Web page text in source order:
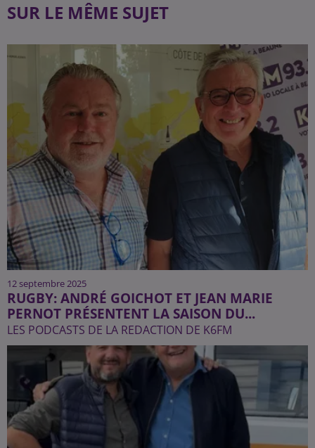
SUR LE MÊME SUJET
12 septembre 2025
RUGBY: ANDRÉ GOICHOT ET JEAN MARIE
PERNOT PRÉSENTENT LA SAISON DU...
LES PODCASTS DE LA REDACTION DE K6FM